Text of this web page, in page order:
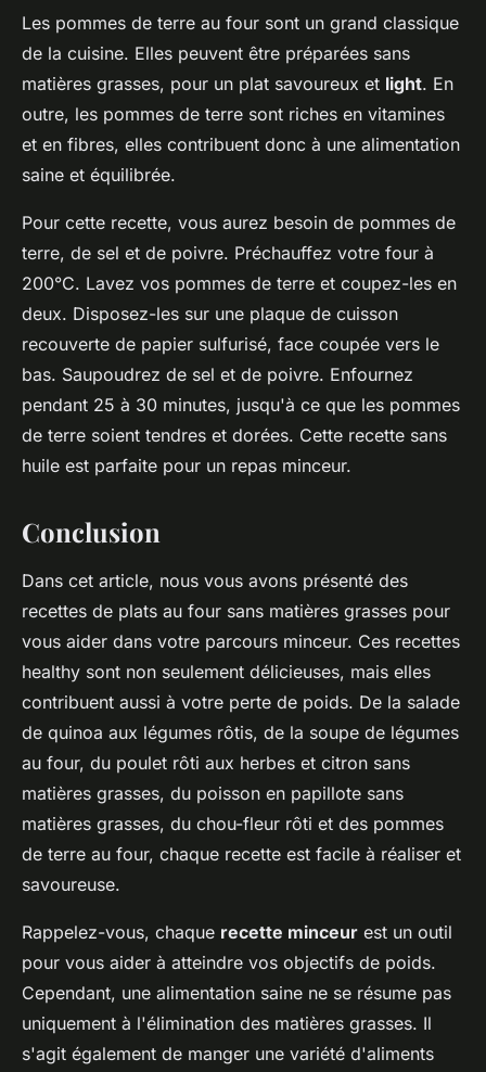
Les pommes de terre au four sont un grand classique
de la cuisine. Elles peuvent être préparées sans
matières grasses, pour un plat savoureux et light. En
outre, les pommes de terre sont riches en vitamines
et en fibres, elles contribuent donc à une alimentation
saine et équilibrée.
Pour cette recette, vous aurez besoin de pommes de
terre, de sel et de poivre. Préchauffez votre four à
200°C. Lavez vos pommes de terre et coupez-les en
deux. Disposez-les sur une plaque de cuisson
recouverte de papier sulfurisé, face coupée vers le
bas. Saupoudrez de sel et de poivre. Enfournez
pendant 25 à 30 minutes, jusqu'à ce que les pommes
de terre soient tendres et dorées. Cette recette sans
huile est parfaite pour un repas minceur.
Conclusion
Dans cet article, nous vous avons présenté des
recettes de plats au four sans matières grasses pour
vous aider dans votre parcours minceur. Ces recettes
healthy sont non seulement délicieuses, mais elles
contribuent aussi à votre perte de poids. De la salade
de quinoa aux légumes rôtis, de la soupe de légumes
au four, du poulet rôti aux herbes et citron sans
matières grasses, du poisson en papillote sans
matières grasses, du chou-fleur rôti et des pommes
de terre au four, chaque recette est facile à réaliser et
savoureuse.
Rappelez-vous, chaque recette minceur est un outil
pour vous aider à atteindre vos objectifs de poids.
Cependant, une alimentation saine ne se résume pas
uniquement à l'élimination des matières grasses. Il
s'agit également de manger une variété d'aliments